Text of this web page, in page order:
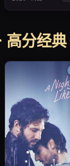
高分经典